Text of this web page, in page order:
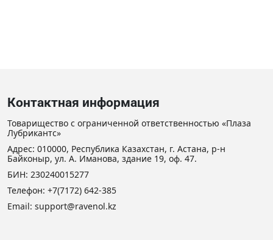
Контактная информация
Товарищество с ограниченной ответственностью «Плаза
Лубрикантс»
Адрес: 010000, Республика Казахстан, г. Астана, р-н
Байконыр, ул. А. Иманова, здание 19, оф. 47.
БИН: 230240015277
Телефон: +7(7172) 642-385
Email: support@ravenol.kz